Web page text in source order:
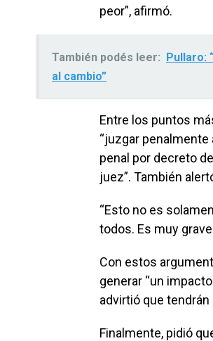
peor”, afirmó.
También podés leer: Pullaro:
al cambio”
Entre los puntos
“juzgar penalmente
penal por decreto
juez”. También
“Esto no es
todos. Es muy
Con estos
generar “un
advirtió que tendrán
Finalmente, pidió